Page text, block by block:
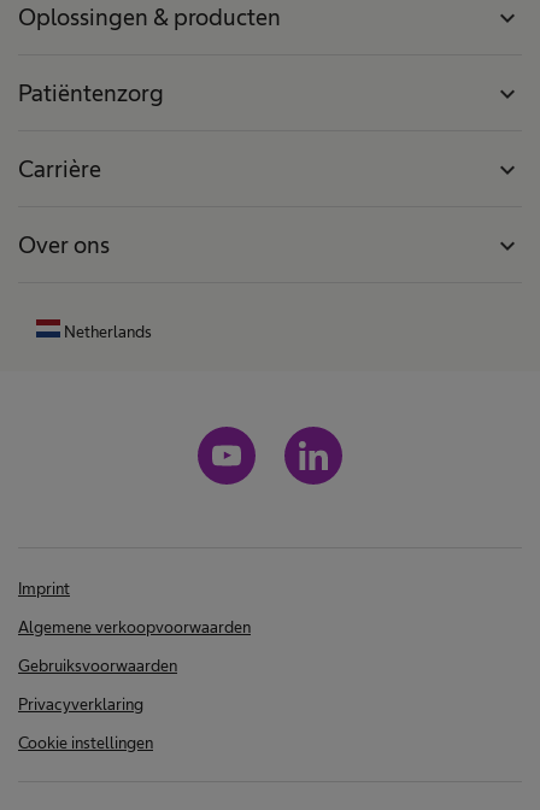
Oplossingen & producten expand_more
Patiëntenzorg expand_more
Carrière expand_more
Over ons expand_more
Netherlands
Imprint
Algemene verkoopvoorwaarden
Gebruiksvoorwaarden
Privacyverklaring
Cookie instellingen